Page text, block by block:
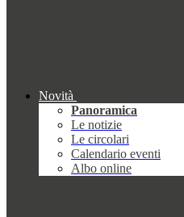
Novità
Panoramica
Le notizie
Le circolari
Calendario eventi
Albo online